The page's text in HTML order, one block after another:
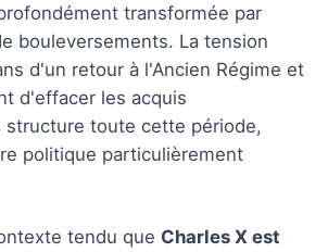
transformée par
bouleversements. La tension
d'un retour à l'Ancien Régime et
d'effacer les acquis
structure toute cette période,
politique particulièrement
tendu que Charles X est